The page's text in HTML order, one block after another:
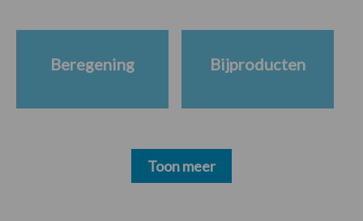
Beregening Bijproducten
Toon meer